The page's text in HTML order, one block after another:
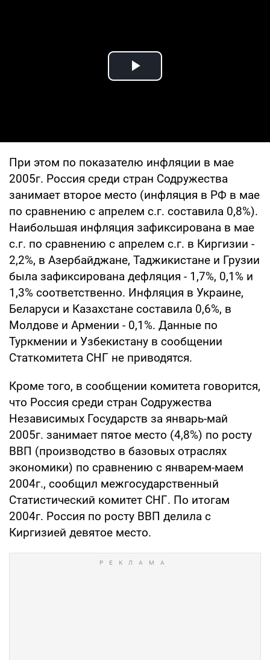
Play Video
При этом по показателю инфляции в мае
2005г. Россия среди стран Содружества
занимает второе место (инфляция в РФ в мае
по сравнению с апрелем с.г. составила 0,8%).
Наибольшая инфляция зафиксирована в мае
с.г. по сравнению с апрелем с.г. в Киргизии -
2,2%, в Азербайджане, Таджикистане и Грузии
была зафиксирована дефляция - 1,7%, 0,1% и
1,3% соответственно. Инфляция в Украине,
Беларуси и Казахстане составила 0,6%, в
Молдове и Армении - 0,1%. Данные по
Туркмении и Узбекистану в сообщении
Статкомитета СНГ не приводятся.
Кроме того, в сообщении комитета говорится,
что Россия среди стран Содружества
Независимых Государств за январь-май
2005г. занимает пятое место (4,8%) по росту
ВВП (производство в базовых отраслях
экономики) по сравнению с январем-маем
2004г., сообщил межгосударственный
Статистический комитет СНГ. По итогам
2004г. Россия по росту ВВП делила с
Киргизией девятое место.